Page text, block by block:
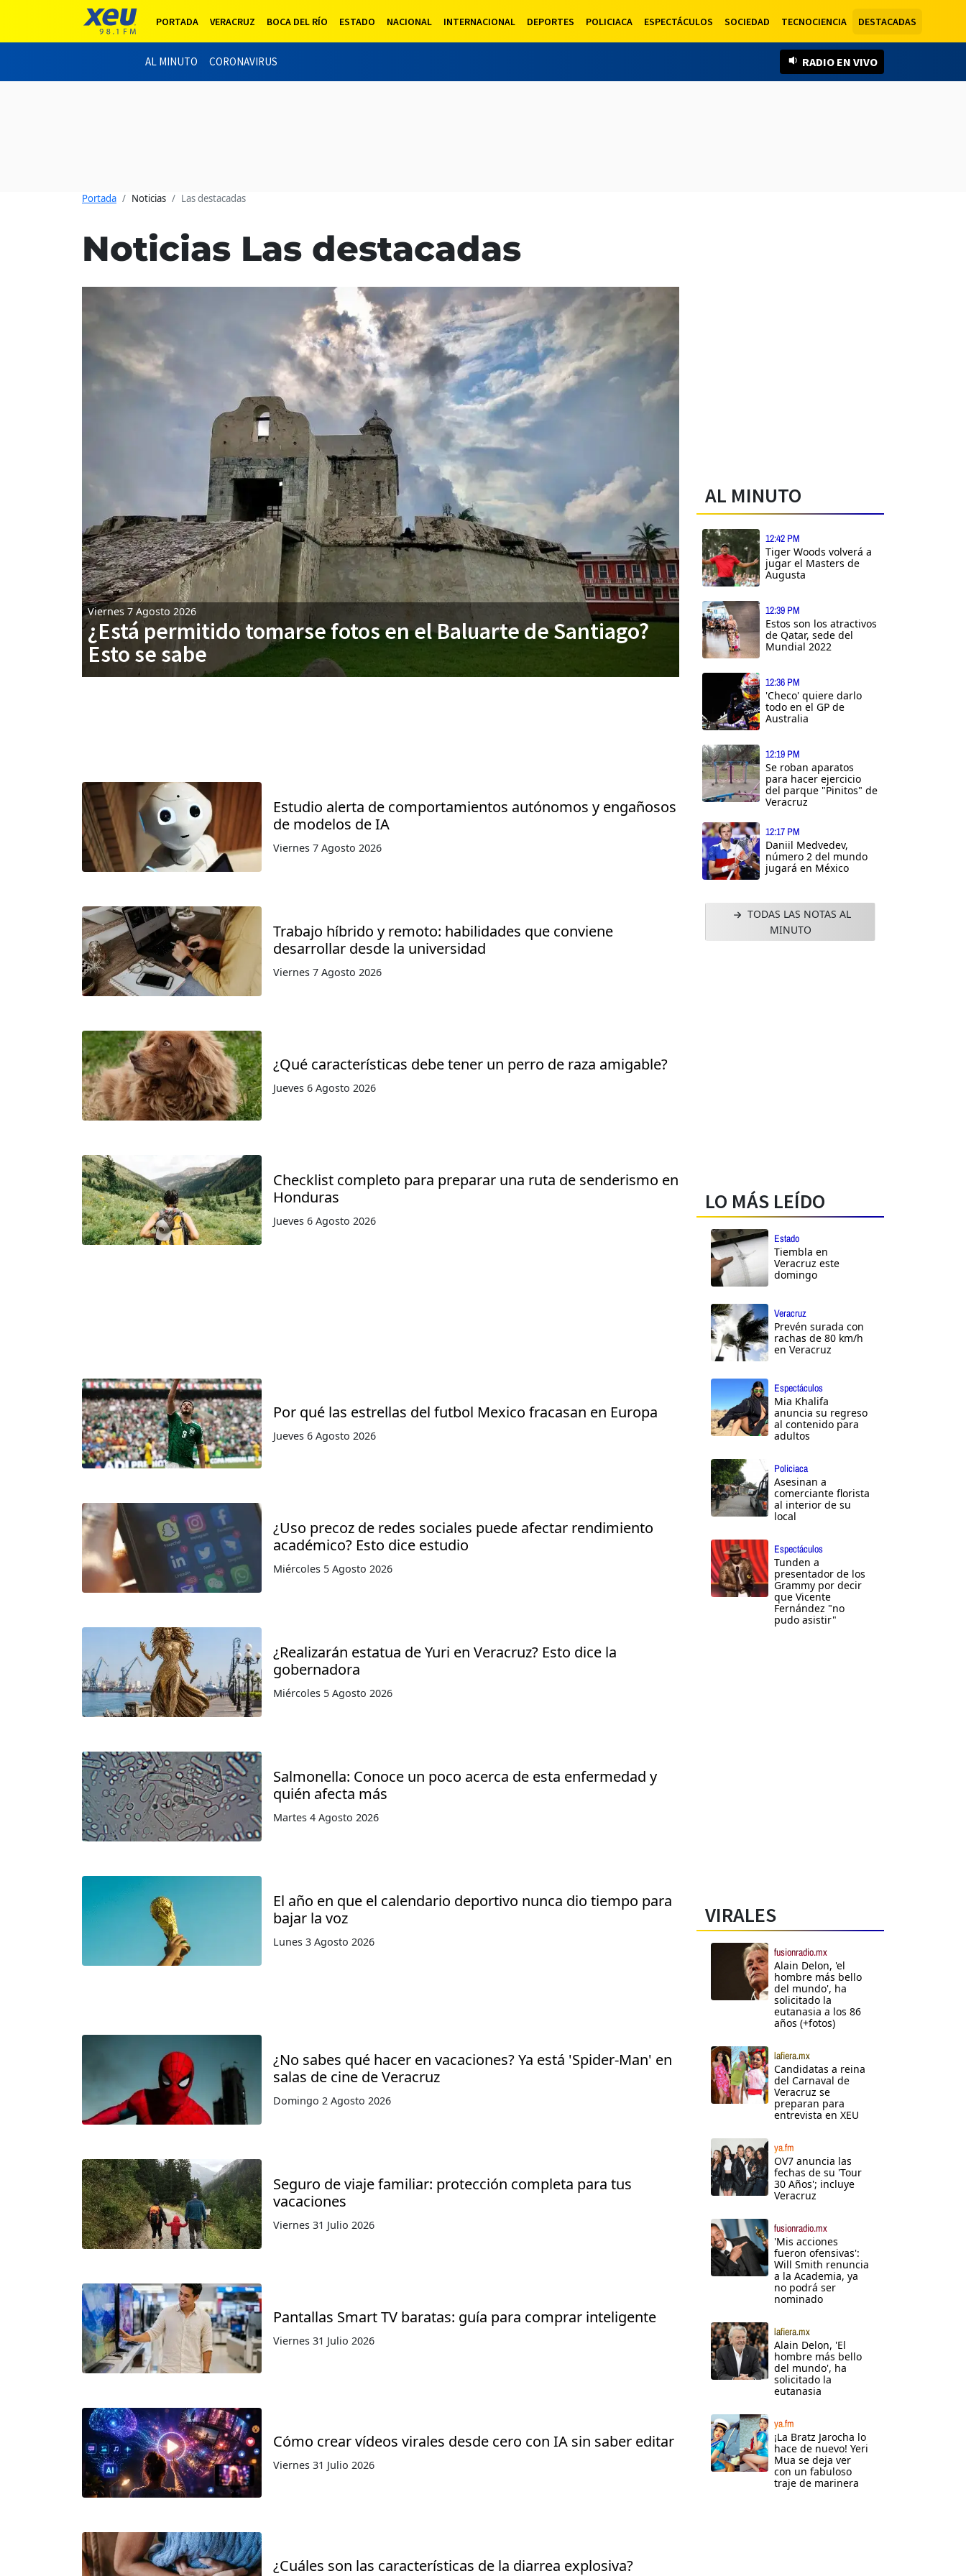
PORTADA VERACRUZ BOCA DEL RÍO ESTADO NACIONAL INTERNACIONAL DEPORTES POLICIACA ESPECTÁCULOS SOCIEDAD TECNOCIENCIA DESTACADAS
AL MINUTO CORONAVIRUS RADIO EN VIVO
Portada Noticias Las destacadas
Noticias Las destacadas
Viernes 7 Agosto 2026
¿Está permitido tomarse fotos en el Baluarte de Santiago?
Esto se sabe
Estudio alerta de comportamientos autónomos y engañosos
de modelos de IA
Viernes 7 Agosto 2026
Trabajo híbrido y remoto: habilidades que conviene
desarrollar desde la universidad
Viernes 7 Agosto 2026
¿Qué características debe tener un perro de raza amigable?
Jueves 6 Agosto 2026
Checklist completo para preparar una ruta de senderismo en
Honduras
Jueves 6 Agosto 2026
Por qué las estrellas del futbol Mexico fracasan en Europa
Jueves 6 Agosto 2026
¿Uso precoz de redes sociales puede afectar rendimiento
académico? Esto dice estudio
Miércoles 5 Agosto 2026
¿Realizarán estatua de Yuri en Veracruz? Esto dice la
gobernadora
Miércoles 5 Agosto 2026
Salmonella: Conoce un poco acerca de esta enfermedad y
quién afecta más
Martes 4 Agosto 2026
El año en que el calendario deportivo nunca dio tiempo para
bajar la voz
Lunes 3 Agosto 2026
¿No sabes qué hacer en vacaciones? Ya está 'Spider-Man' en
salas de cine de Veracruz
Domingo 2 Agosto 2026
Seguro de viaje familiar: protección completa para tus
vacaciones
Viernes 31 Julio 2026
Pantallas Smart TV baratas: guía para comprar inteligente
Viernes 31 Julio 2026
Cómo crear vídeos virales desde cero con IA sin saber editar
Viernes 31 Julio 2026
¿Cuáles son las características de la diarrea explosiva?
AL MINUTO
12:42 PM
Tiger Woods volverá a
jugar el Masters de
Augusta
12:39 PM
Estos son los atractivos
de Qatar, sede del
Mundial 2022
12:36 PM
'Checo' quiere darlo
todo en el GP de
Australia
12:19 PM
Se roban aparatos
para hacer ejercicio
del parque "Pinitos" de
Veracruz
12:17 PM
Daniil Medvedev,
número 2 del mundo
jugará en México
TODAS LAS NOTAS AL
MINUTO
LO MÁS LEÍDO
Estado
Tiembla en
Veracruz este
domingo
Veracruz
Prevén surada con
rachas de 80 km/h
en Veracruz
Espectáculos
Mia Khalifa
anuncia su regreso
al contenido para
adultos
Policiaca
Asesinan a
comerciante florista
al interior de su
local
Espectáculos
Tunden a
presentador de los
Grammy por decir
que Vicente
Fernández "no
pudo asistir"
VIRALES
fusionradio.mx
Alain Delon, 'el
hombre más bello
del mundo', ha
solicitado la
eutanasia a los 86
años (+fotos)
lafiera.mx
Candidatas a reina
del Carnaval de
Veracruz se
preparan para
entrevista en XEU
ya.fm
OV7 anuncia las
fechas de su 'Tour
30 Años'; incluye
Veracruz
fusionradio.mx
'Mis acciones
fueron ofensivas':
Will Smith renuncia
a la Academia, ya
no podrá ser
nominado
lafiera.mx
Alain Delon, 'El
hombre más bello
del mundo', ha
solicitado la
eutanasia
ya.fm
¡La Bratz Jarocha lo
hace de nuevo! Yeri
Mua se deja ver
con un fabuloso
traje de marinera